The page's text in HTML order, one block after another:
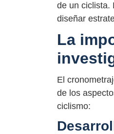
de un ciclista.
diseñar
La
El
de los
ciclismo: